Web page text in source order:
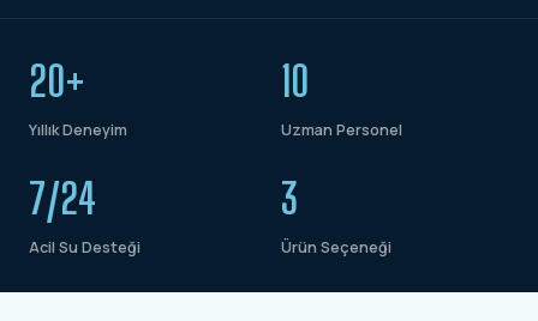
20+
Yıllık Deneyim
10
Uzman Personel
7/24
Acil Su Desteği
3
Ürün Seçeneği